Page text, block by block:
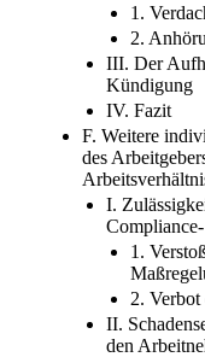
1.
2.
III. Der
Kündigung
IV. Fazit
F. Weitere
des
I.
1.
2.
II.
den